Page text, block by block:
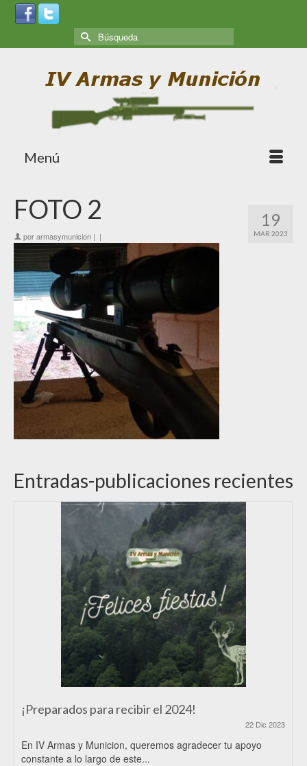
Menú
19
MAR 2023
FOTO 2
porarmasymunicion | |
Entradas-publicaciones recientes
¡Preparados para recibir el 2024!
22 Dic 2023
En IV Armas y Municion, queremos agradecer tu apoyo
constante a lo largo de este...